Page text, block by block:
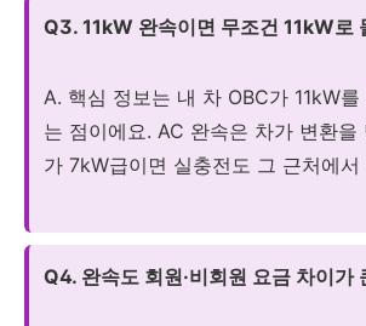
Q3. 11kW 완속이면 무조건 11kW로
A. 핵심 정보는 내 차 OBC가 11kW
는 점이에요. AC 완속은 차가 변환을
가 7kW급이면 실충전도 그 근처에
Q4. 완속도 회원·비회원 요금 차이가